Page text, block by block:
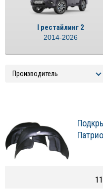
I рестайлинг 2
2014-2026